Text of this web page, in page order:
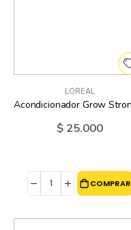
LOREAL
$ 25.000
COMPRAR